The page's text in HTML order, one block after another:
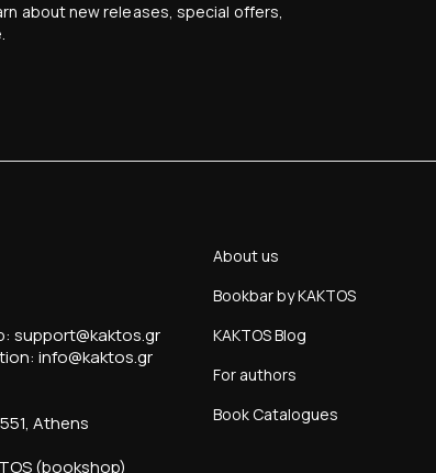
about new releases, special offers,
support@kaktos.gr
info@kaktos.gr
Athens
(bookshop)
About us
Bookbar by KAKTOS
KAKTOS Blog
For authors
Book Catalogues